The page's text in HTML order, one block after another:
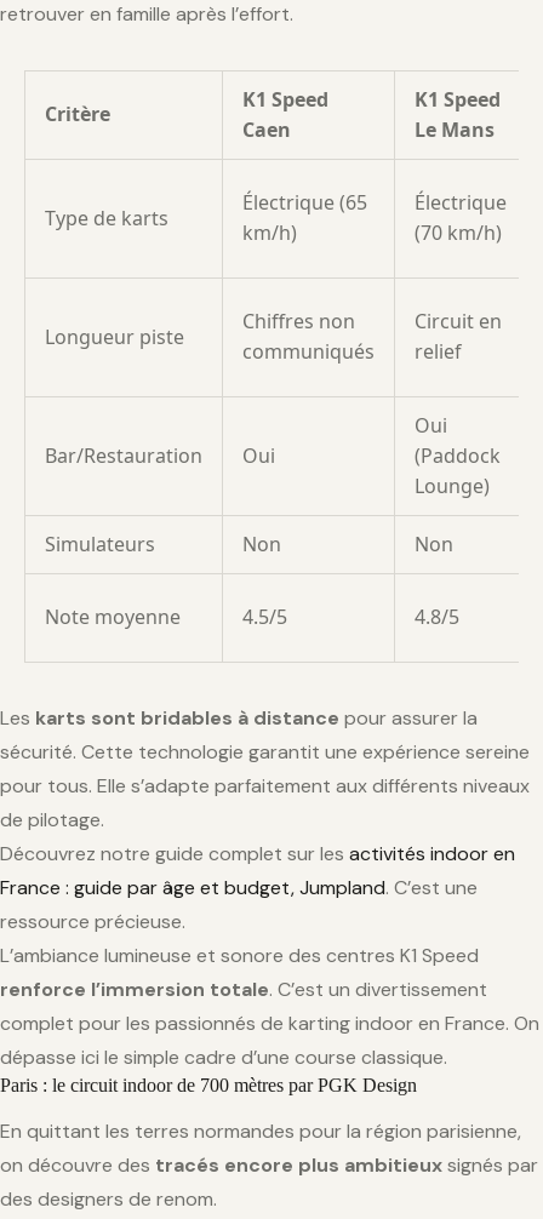
retrouver en famille après l’effort.
Critère
K1 Speed
Caen
K1 Speed
Le Mans
Type de karts
Électrique (65
km/h)
Électrique
(70 km/h)
Longueur piste
Chiffres non
communiqués
Circuit en
relief
Bar/Restauration Oui
Oui
(Paddock
Lounge)
Simulateurs Non Non
Note moyenne 4.5/5 4.8/5
Les karts sont bridables à distance pour assurer la
sécurité. Cette technologie garantit une expérience sereine
pour tous. Elle s’adapte parfaitement aux différents niveaux
de pilotage.
Découvrez notre guide complet sur les activités indoor en
France : guide par âge et budget, Jumpland. C’est une
ressource précieuse.
L’ambiance lumineuse et sonore des centres K1 Speed
renforce l’immersion totale. C’est un divertissement
complet pour les passionnés de karting indoor en France. On
dépasse ici le simple cadre d’une course classique.
Paris : le circuit indoor de 700 mètres par PGK Design
En quittant les terres normandes pour la région parisienne,
on découvre des tracés encore plus ambitieuxsignés par
des designers de renom.